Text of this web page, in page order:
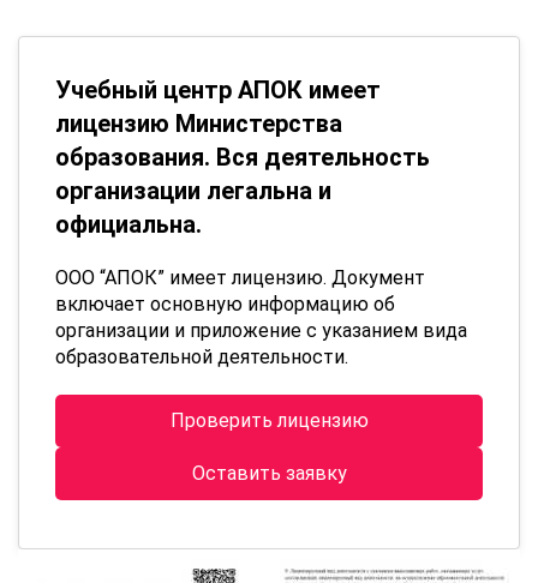
Учебный центр АПОК имеет
лицензию Министерства
образования. Вся деятельность
организации легальна и
официальна.
ООО “АПОК” имеет лицензию. Документ
включает основную информацию об
организации и приложение с указанием вида
образовательной деятельности.
Проверить лицензию
Оставить заявку